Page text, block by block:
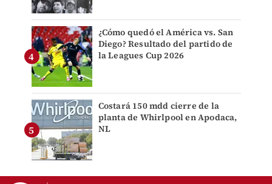
¿Cómo quedó el América vs. San
Diego? Resultado del partido de
la Leagues Cup 2026
Costará 150 mdd cierre de la
planta de Whirlpool en Apodaca,
NL